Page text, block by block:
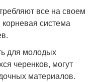
все на своем
система
для молодых
черенков, могут
материалов.